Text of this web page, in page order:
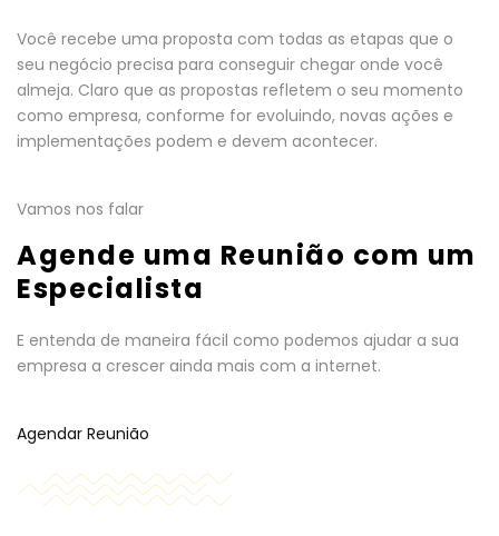
Você recebe uma proposta com todas as etapas que o
seu negócio precisa para conseguir chegar onde você
almeja. Claro que as propostas refletem o seu momento
como empresa, conforme for evoluindo, novas ações e
implementações podem e devem acontecer.
Vamos nos falar
Agende uma Reunião com um
Especialista
E entenda de maneira fácil como podemos ajudar a sua
empresa a crescer ainda mais com a internet.
Agendar Reunião